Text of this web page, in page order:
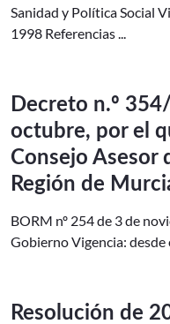
Sanidad y Política Social
1998 Referencias ...
Decreto n.º
octubre, por el
Consejo Asesor
Región de
BORM nº 254 de 3 de
Gobierno Vigencia: desde
Resolución de